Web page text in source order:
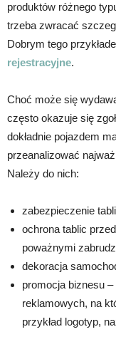
produktów różnego
trzeba zwracać
Dobrym tego
rejestracyjne.
Choć może się
często okazuje się
dokładnie pojazdem
przeanalizować
Należy do nich:
zabezpieczenie
ochrona tablic
poważnymi
dekoracja
promocja biznesu
reklamowych, na
przykład logotyp,